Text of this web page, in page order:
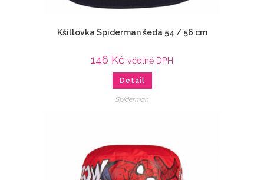
Kšiltovka Spiderman šedá 54 / 56 cm
146 Kč včetně DPH
Detail
Spiderman